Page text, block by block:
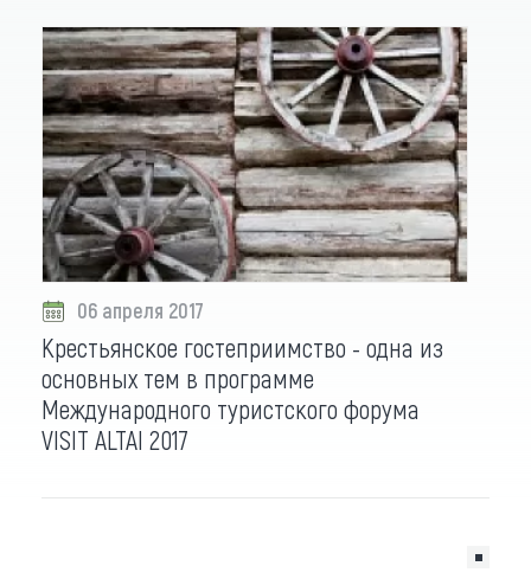
06 апреля 2017
Крестьянское гостеприимство - одна из
основных тем в программе
Международного туристского форума
VISIT ALTAI 2017